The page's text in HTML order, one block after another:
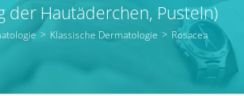
der Hautäderchen, Pusteln)
> Klassische Dermatologie > Rosacea